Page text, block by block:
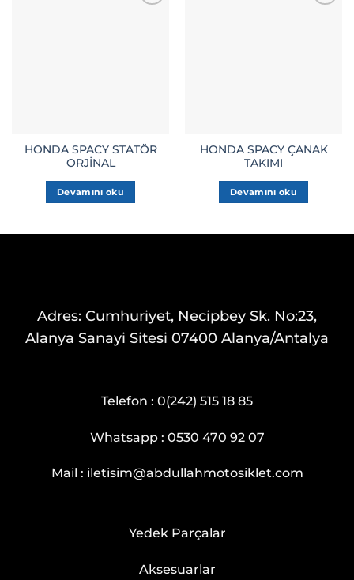
HONDA SPACY STATÖR
ORJİNAL
Devamını oku
HONDA SPACY ÇANAK
TAKIMI
Devamını oku
Adres: Cumhuriyet, Necipbey Sk. No:23,
Alanya Sanayi Sitesi 07400 Alanya/Antalya
Telefon : 0(242) 515 18 85
Whatsapp : 0530 470 92 07
Mail : iletisim@abdullahmotosiklet.com
Yedek Parçalar
Aksesuarlar